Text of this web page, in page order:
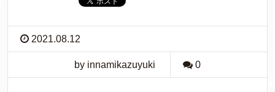
2021.08.12
by innamikazuyuki 0